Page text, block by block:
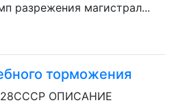
разрежения магистрал...
торможения
ОПИСАНИЕ